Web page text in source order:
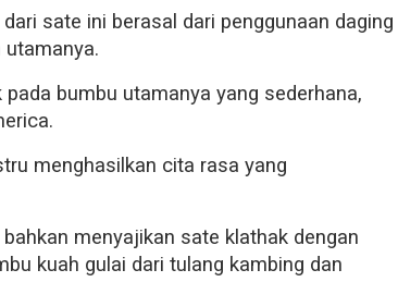
sate ini berasal dari penggunaan daging
utamanya.
bumbu utamanya yang sederhana,
menghasilkan cita rasa yang
menyajikan sate klathak dengan
kuah gulai dari tulang kambing dan